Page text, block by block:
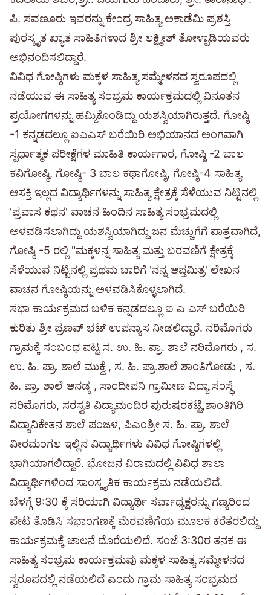
ಪಿ. ಸವಣೂರು ಇವರನ್ನು ಕೇಂದ್ರ ಸಾಹಿತ್ಯ ಅಕಾಡೆಮಿ ಪ್ರಶಸ್ತಿ
ಪುರಸ್ಕೃತ ಖ್ಯಾತ ಸಾಹಿತಿಗಳಾದ ಶ್ರೀ ಲಕ್ಷ್ಮೀಶ್ ತೋಳ್ಪಾಡಿಯವರು
ಅಭಿನಂದಿಸಲಿದ್ದಾರೆ.
ವಿವಿಧ ಗೋಷ್ಠಿಗಳು ಮಕ್ಕಳ ಸಾಹಿತ್ಯ ಸಮ್ಮೇಳನದ ಸ್ವರೂಪದಲ್ಲಿ
ನಡೆಯುವ ಈ ಸಾಹಿತ್ಯ ಸಂಭ್ರಮ ಕಾರ್ಯಕ್ರಮದಲ್ಲಿ ವಿನೂತನ
ಪ್ರಯೋಗಗಳನ್ನು ಹಮ್ಮಿಕೊಂಡಿದ್ದು ಯಶಸ್ವಿಯಾಗಿರುತ್ತದೆ. ಗೋಷ್ಠಿ
-1 ಕನ್ನಡದಲ್ಲೂ ಐಎಎಸ್ ಬರೆಯಿರಿ ಅಭಿಯಾನದ ಅಂಗವಾಗಿ
ಸ್ಪರ್ಧಾತ್ಮಕ ಪರೀಕ್ಷೆಗಳ ಮಾಹಿತಿ ಕಾರ್ಯಗಾರ, ಗೋಷ್ಠಿ -2 ಬಾಲ
ಕವಿಗೋಷ್ಠಿ, ಗೋಷ್ಠಿ- 3 ಬಾಲ ಕಥಾಗೋಷ್ಠಿ, ಗೋಷ್ಠಿ-4 ಸಾಹಿತ್ಯ
ಆಸಕ್ತಿ ಇಲ್ಲದ ವಿದ್ಯಾರ್ಥಿಗಳನ್ನು ಸಾಹಿತ್ಯ ಕ್ಷೇತ್ರಕ್ಕೆ ಸೆಳೆಯುವ ನಿಟ್ಟಿನಲ್ಲಿ
'ಪ್ರವಾಸ ಕಥನ' ವಾಚನ ಹಿಂದಿನ ಸಾಹಿತ್ಯ ಸಂಭ್ರಮದಲ್ಲಿ
ಅಳವಡಿಸಲಾಗಿದ್ದು ಯಶಸ್ವಿಯಾಗಿದ್ದು ಜನ ಮೆಚ್ಚುಗೆಗೆ ಪಾತ್ರವಾಗಿದೆ,
ಗೋಷ್ಠಿ -5 ರಲ್ಲಿ "ಮಕ್ಕಳನ್ನ ಸಾಹಿತ್ಯ ಮತ್ತು ಬರವಣಿಗೆ ಕ್ಷೇತ್ರಕ್ಕೆ
ಸೆಳೆಯುವ ನಿಟ್ಟಿನಲ್ಲಿ ಪ್ರಥಮ ಬಾರಿಗೆ 'ನನ್ನ ಆಪ್ತಮಿತ್ರ' ಲೇಖನ
ವಾಚನ ಗೋಷ್ಠಿಯನ್ನು ಅಳವಡಿಸಿಕೊಳ್ಳಲಾಗಿದೆ.
ಸಭಾ ಕಾರ್ಯಕ್ರಮದ ಬಳಿಕ ಕನ್ನಡದಲ್ಲೂ ಐ ಎ ಎಸ್ ಬರೆಯಿರಿ
ಕುರಿತು ಶ್ರೀ ಪ್ರಣವ್ ಭಟ್ ಉಪನ್ಯಾಸ ನೀಡಲಿದ್ದಾರೆ. ನರಿಮೊಗರು
ಗ್ರಾಮಕ್ಕೆ ಸಂಬಂಧ ಪಟ್ಟ ಸ. ಉ. ಹಿ. ಪ್ರಾ. ಶಾಲೆ ನರಿಮೊಗರು , ಸ.
ಉ. ಹಿ. ಪ್ರಾ. ಶಾಲೆ ಮುಕ್ವೆ , ಸ. ಹಿ. ಪ್ರಾ.ಶಾಲೆ ಶಾಂತಿಗೋಡು , ಸ.
ಹಿ. ಪ್ರಾ. ಶಾಲೆ ಆನಡ್ಕ , ಸಾಂದೀಪನಿ ಗ್ರಾಮೀಣ ವಿದ್ಯಾ ಸಂಸ್ಥೆ
ನರಿಮೊಗರು, ಸರಸ್ವತಿ ವಿದ್ಯಾಮಂದಿರ ಪುರುಷರಕಟ್ಟೆ,ಶಾಂತಿಗಿರಿ
ವಿದ್ಯಾನಿಕೇತನ ಶಾಲೆ ಪಂಜಳ, ಪಿಎಂಶ್ರೀ ಸ. ಹಿ. ಪ್ರಾ. ಶಾಲೆ
ವೀರಮಂಗಲ ಇಲ್ಲಿನ ವಿದ್ಯಾರ್ಥಿಗಳು ವಿವಿಧ ಗೋಷ್ಠಿಗಳಲ್ಲಿ
ಭಾಗಿಯಾಗಲಿದ್ದಾರೆ. ಭೋಜನ ವಿರಾಮದಲ್ಲಿ ವಿವಿಧ ಶಾಲಾ
ವಿದ್ಯಾರ್ಥಿಗಳಿಂದ ಸಾಂಸ್ಕೃತಿಕ ಕಾರ್ಯಕ್ರಮ ನಡೆಯಲಿದೆ.
ಬೆಳಗ್ಗೆ 9:30 ಕ್ಕೆ ಸರಿಯಾಗಿ ವಿದ್ಯಾರ್ಥಿ ಸರ್ವಾಧ್ಯಕ್ಷರನ್ನು ಗಣ್ಯರಿಂದ
ಪೇಟ ತೊಡಿಸಿ ಸಭಾಂಗಣಕ್ಕೆ ಮೆರವಣಿಗೆಯ ಮೂಲಕ ಕರೆತರಲಿದ್ದು
ಕಾರ್ಯಕ್ರಮಕ್ಕೆ ಚಾಲನೆ ದೊರೆಯಲಿದೆ. ಸಂಜೆ 3:30ರ ತನಕ ಈ
ಸಾಹಿತ್ಯ ಸಂಭ್ರಮ ಕಾರ್ಯಕ್ರಮವು ಮಕ್ಕಳ ಸಾಹಿತ್ಯ ಸಮ್ಮೇಳನದ
ಸ್ವರೂಪದಲ್ಲಿ ನಡೆಯಲಿದೆ ಎಂದು ಗ್ರಾಮ ಸಾಹಿತ್ಯ ಸಂಭ್ರಮದ